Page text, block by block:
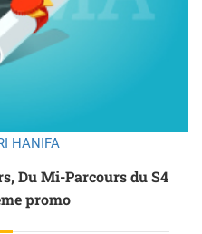
HANIFA
Du Mi-Parcours du S4
promo